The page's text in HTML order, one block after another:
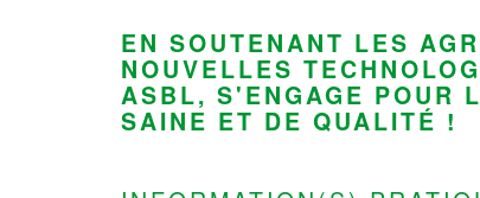
EN SOUTENANT LES
NOUVELLES
ASBL, S'ENGAGE POUR
SAINE ET DE QUALITÉ !